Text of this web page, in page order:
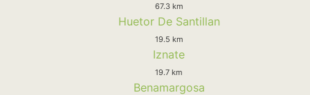
67.3 km
Huetor De Santillan
19.5 km
Iznate
19.7 km
Benamargosa